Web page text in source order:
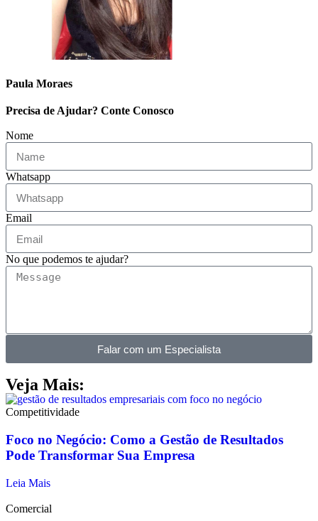
Paula Moraes
Precisa de Ajudar? Conte Conosco
Nome
Whatsapp
Email
No que podemos te ajudar?
Falar com um Especialista
Veja Mais:
Competitividade
Foco no Negócio: Como a Gestão de Resultados
Pode Transformar Sua Empresa
Leia Mais
Comercial